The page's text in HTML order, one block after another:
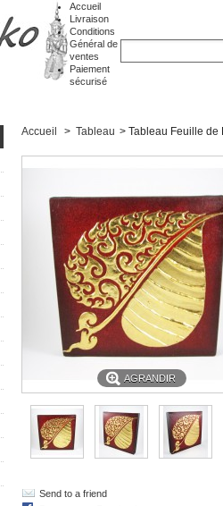
Accueil
Livraison
Conditions
Général de
ventes
Paiement
sécurisé
Accueil > Tableau > Tableau Feuille de
AGRANDIR
Send to a friend